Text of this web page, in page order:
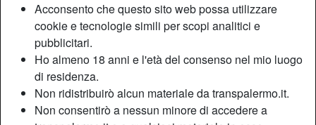
Acconsento che questo sito web possa utilizzare
cookie e tecnologie simili per scopi analitici e
pubblicitari.
Ho almeno 18 anni e l'età del consenso nel mio luogo
di residenza.
Non ridistribuirò alcun materiale da transpalermo.it.
Non consentirò a nessun minore di accedere a